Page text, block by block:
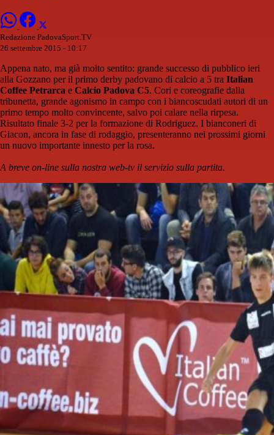
Redazione PadovaSport.TV
26 settembre 2015 - 10:17
Appena nato, ma già molto sentito: grande successo di pubblico ieri
alla Gozzano per il primo derby padovano di calcio a 5 tra Italian
Coffee Petrarca e Calcio Padova C5. Cori e coreografie dalla
tribunetta, grande agonismo in campo con i biancoscudati autori di un
primo tempo molto convincente, salvo poi calare nella rirpesa.
Risultato finale 3-2 per la formazione di Rodriguez. I bianconeri di
Giacon, ancora in fase di rodaggio, presenteranno nei prossimi giorni
un nuovo importante innesto per la rosa.
A breve on-line sulla nostra web-tv il servizio sulla partita.